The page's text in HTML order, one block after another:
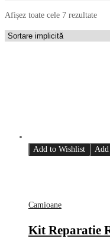
Afișez toate cele 7 rezultate
Add to Wishlist Add
Camioane
Kit Reparatie